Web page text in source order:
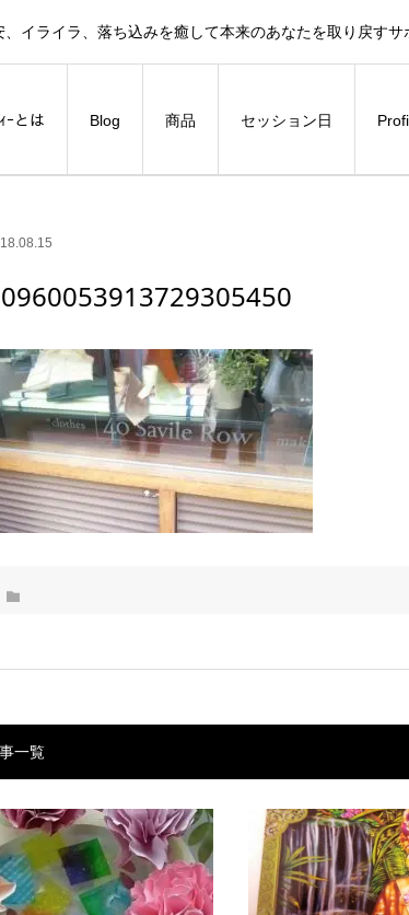
イライラ、落ち込みを癒して本来のあなたを取り戻すサ
ｰとは Blog 商品 セッション日
一覧